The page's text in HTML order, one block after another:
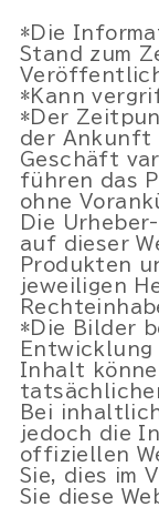
*Die
Stand zum
*Kann
*Der
der Ankunft
Geschäft
führen das
ohne
Die
auf dieser
Produkten
jeweiligen
*Die Bilder
Entwicklung
Inhalt
Bei
jedoch die
offiziellen
Sie, dies im
Sie diese